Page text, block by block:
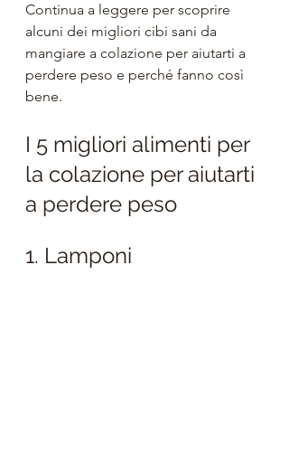
Continua a leggere per scoprire
alcuni dei migliori cibi sani da
mangiare a colazione per aiutarti a
perdere peso e perché fanno così
bene.
I 5 migliori alimenti per
la colazione per aiutarti
a perdere peso
1. Lamponi